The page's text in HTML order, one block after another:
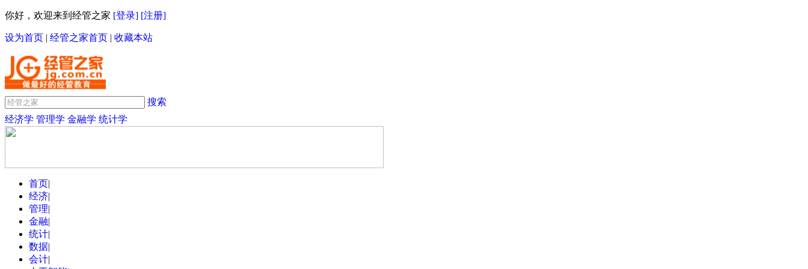
你好，欢迎来到经管之家 [登录] [注册]
设为首页 | 经管之家首页 | 收藏本站
搜索
经济学 管理学 金融学 统计学
首页|
经济|
管理|
金融|
统计|
数据|
会计|